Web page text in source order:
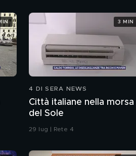
4 DI SERA NEWS
Città italiane nella morsa
del Sole
29 lug | Rete 4
3 MIN